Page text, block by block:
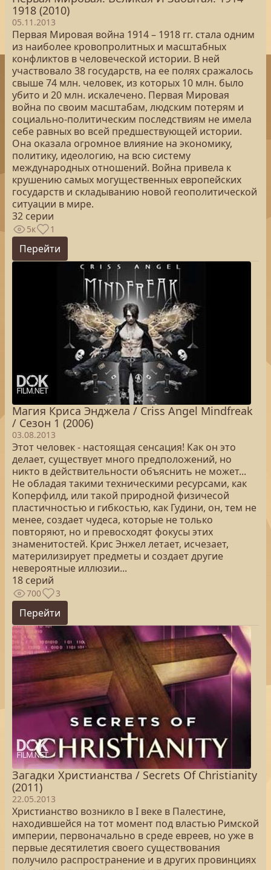
1918 (2010)
05.11.2013
Первая Мировая война 1914 – 1918 гг. стала одним
из наиболее кровопролитных и масштабных
конфликтов в человеческой истории. В ней
участвовало 38 государств, на ее полях сражалось
свыше 74 млн. человек, из которых 10 млн. было
убито и 20 млн. искалечено. Первая Мировая
война по своим масштабам, людским потерям и
социально-политическим последствиям не имела
себе равных во всей предшествующей истории.
Она оказала огромное влияние на экономику,
политику, идеологию, на всю систему
международных отношений. Война привела к
крушению самых могущественных европейских
государств и складыванию новой геополитической
ситуации в мире.
32 серии
5к 1
Перейти
Магия Криса Энджела / Criss Angel Mindfreak
/ Сезон 1 (2006)
03.08.2013
Этот человек - настоящая сенсация! Как он это
делает, существует много предположений, но
никто в действительности объяснить не может...
Не обладая такими техническими ресурсами, как
Коперфилд, или такой природной физичесой
пластичностью и гибкостью, как Гудини, он, тем не
менее, создает чудеса, которые не только
повторяют, но и превосходят фокусы этих
знаменитостей. Крис Энжел летает, исчезает,
материлизирует предметы и создает другие
невероятные иллюзии...
18 серий
700 3
Перейти
Загадки Христианства / Secrets Of Christianity
(2011)
22.05.2013
Христианство возникло в I веке в Палестине,
находившейся на тот момент под властью Римской
империи, первоначально в среде евреев, но уже в
первые десятилетия своего существования
получило распространение и в других провинциях